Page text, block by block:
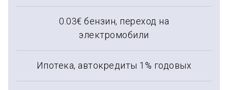
0.03€ бензин, переход на
электромобили
Ипотека, автокредиты 1% годовых